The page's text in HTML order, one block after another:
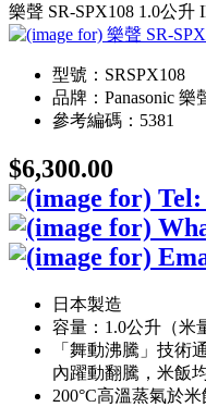
樂聲 SR-SPX108 1.0公
型號：SRSPX108
品牌：Panasonic 樂
參考編碼：5381
$6,300.00
日本製造
容量：1.0公升（米
「舞動沸騰」技術
內躍動翻騰，米飯
200°C高溫蒸氣於